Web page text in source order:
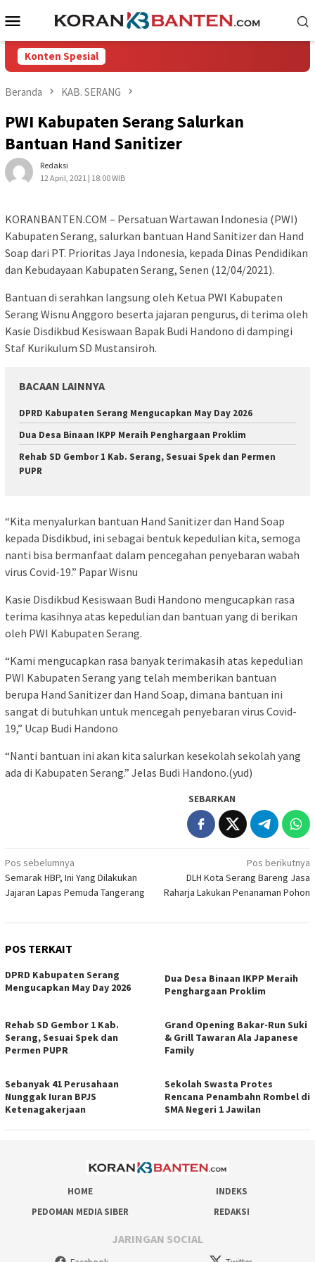
ke
Menu
Mobile
Konten Spesial
Beranda KAB. SERANG
PWI Kabupaten Serang Salurkan
Bantuan Hand Sanitizer
Redaksi
12 April, 2021 | 18:00 WIB
KORANBANTEN.COM – Persatuan Wartawan Indonesia (PWI)
Kabupaten Serang, salurkan bantuan Hand Sanitizer dan Hand
Soap dari PT. Prioritas Jaya Indonesia, kepada Dinas Pendidikan
dan Kebudayaan Kabupaten Serang, Senen (12/04/2021).
Bantuan di serahkan langsung oleh Ketua PWI Kabupaten
Serang Wisnu Anggoro beserta jajaran pengurus, di terima oleh
Kasie Disdikbud Kesiswaan Bapak Budi Handono di dampingi
Staf Kurikulum SD Mustansiroh.
BACAAN LAINNYA
DPRD Kabupaten Serang Mengucapkan May Day 2026
Dua Desa Binaan IKPP Meraih Penghargaan Proklim
Rehab SD Gembor 1 Kab. Serang, Sesuai Spek dan Permen
PUPR
“Kita menyalurkan bantuan Hand Sanitizer dan Hand Soap
kepada Disdikbud, ini sebagai bentuk kepedulian kita, semoga
nanti bisa bermanfaat dalam pencegahan penyebaran wabah
virus Covid-19.” Papar Wisnu
Kasie Disdikbud Kesiswaan Budi Handono mengucapkan rasa
terima kasihnya atas kepedulian dan bantuan yang di berikan
oleh PWI Kabupaten Serang.
“Kami mengucapkan rasa banyak terimakasih atas kepedulian
PWI Kabupaten Serang yang telah memberikan bantuan
berupa Hand Sanitizer dan Hand Soap, dimana bantuan ini
sangat di butuhkan untuk mencegah penyebaran virus Covid-
19,” Ucap Budi Handono
“Nanti bantuan ini akan kita salurkan kesekolah sekolah yang
ada di Kabupaten Serang.” Jelas Budi Handono.(yud)
SEBARKAN
Navigasi
pos
Pos sebelumnya
Semarak HBP, Ini Yang Dilakukan
Jajaran Lapas Pemuda Tangerang
Pos berikutnya
DLH Kota Serang Bareng Jasa
Raharja Lakukan Penanaman Pohon
POS TERKAIT
DPRD Kabupaten Serang
Mengucapkan May Day 2026
Dua Desa Binaan IKPP Meraih
Penghargaan Proklim
Rehab SD Gembor 1 Kab.
Serang, Sesuai Spek dan
Permen PUPR
Grand Opening Bakar-Run Suki
& Grill Tawaran Ala Japanese
Family
Sebanyak 41 Perusahaan
Nunggak Iuran BPJS
Ketenagakerjaan
Sekolah Swasta Protes
Rencana Penambahn Rombel di
SMA Negeri 1 Jawilan
HOME
INDEKS
PEDOMAN MEDIA SIBER
REDAKSI
JARINGAN SOCIAL